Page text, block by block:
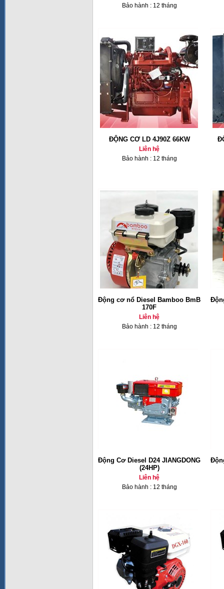
Bảo hành : 12 tháng
ĐỘNG CƠ LD 4J90Z 66KW
Liên hệ
Bảo hành : 12 tháng
Động cơ nổ Diesel Bamboo BmB
170F
Liên hệ
Bảo hành : 12 tháng
Động Cơ Diesel D24 JIANGDONG
(24HP)
Liên hệ
Bảo hành : 12 tháng